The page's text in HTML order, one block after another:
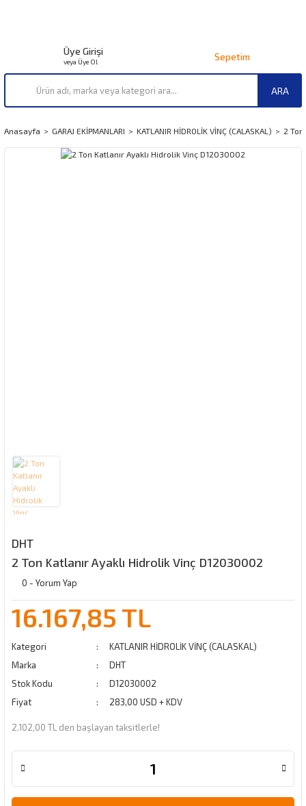
ARA
Üye Girişi
veya Üye Ol Sepetim
Anasayfa GARAJ EKİPMANLARI KATLANIR HİDROLİK VİNÇ (CALASKAL) 2
DHT
2 Ton Katlanır Ayaklı Hidrolik Vinç D12030002
0 - Yorum Yap
16.167,85 TL
Kategori
KATLANIR HİDROLİK VİNÇ (CALASKAL)
Marka
DHT
Stok Kodu
D12030002
Fiyat
283,00 USD + KDV
2.102,00 TL den başlayan taksitlerle!